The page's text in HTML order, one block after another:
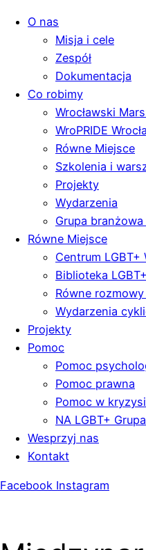
O nas
Misja i cele
Zespół
Dokumentacja
Co robimy
Wrocławski
WroPRIDE
Równe Miejsce
Szkolenia i
Projekty
Wydarzenia
Grupa
Równe Miejsce
Centrum LGBT+
Biblioteka
Równe
Wydarzenia
Projekty
Pomoc
Pomoc
Pomoc prawna
Pomoc w
NA LGBT+
Wesprzyj nas
Kontakt
Facebook Instagram